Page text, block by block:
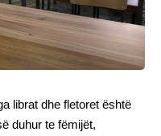
librat dhe fletoret është
duhur te fëmijët,